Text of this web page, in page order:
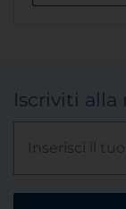
Iscriviti alla